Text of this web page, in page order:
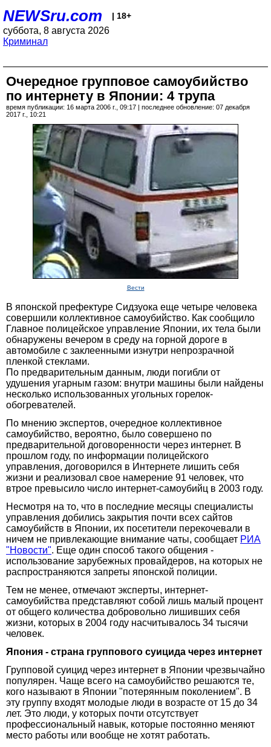
NEWSru.com | 18+
суббота, 8 августа 2026
Криминал
Очередное групповое самоубийство
по интернету в Японии: 4 трупа
время публикации: 16 марта 2006 г., 09:17 | последнее обновление: 07 декабря
2017 г., 10:21
Вести
В японской префектуре Сидзуока еще четыре человека
совершили коллективное самоубийство. Как сообщило
Главное полицейское управление Японии, их тела были
обнаружены вечером в среду на горной дороге в
автомобиле с заклеенными изнутри непрозрачной
пленкой стеклами.
По предварительным данным, люди погибли от
удушения угарным газом: внутри машины были найдены
несколько использованных угольных горелок-
обогревателей.
По мнению экспертов, очередное коллективное
самоубийство, вероятно, было совершено по
предварительной договоренности через интернет. В
прошлом году, по информации полицейского
управления, договорился в Интернете лишить себя
жизни и реализовал свое намерение 91 человек, что
втрое превысило число интернет-самоубийц в 2003 году.
Несмотря на то, что в последние месяцы специалисты
управления добились закрытия почти всех сайтов
самоубийств в Японии, их посетители перекочевали в
ничем не привлекающие внимание чаты, сообщает РИА
"Новости". Еще один способ такого общения -
использование зарубежных провайдеров, на которых не
распространяются запреты японской полиции.
Тем не менее, отмечают эксперты, интернет-
самоубийства представляют собой лишь малый процент
от общего количества добровольно лишивших себя
жизни, которых в 2004 году насчитывалось 34 тысячи
человек.
Япония - страна группового суицида через интернет
Групповой суицид через интернет в Японии чрезвычайно
популярен. Чаще всего на самоубийство решаются те,
кого называют в Японии "потерянным поколением". В
эту группу входят молодые люди в возрасте от 15 до 34
лет. Это люди, у которых почти отсутствует
профессиональный навык, которые постоянно меняют
место работы или вообще не хотят работать.